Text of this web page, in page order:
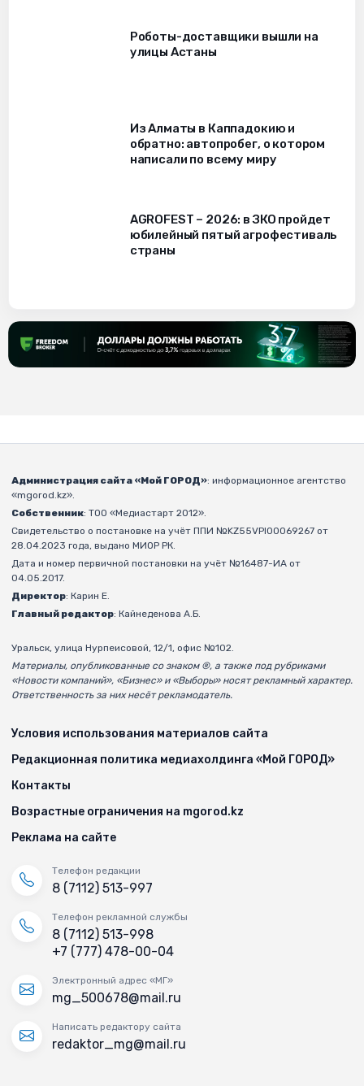
Роботы-доставщики вышли на
улицы Астаны
Из Алматы в Каппадокию и
обратно: автопробег, о котором
написали по всему миру
AGROFEST – 2026: в ЗКО пройдет
юбилейный пятый агрофестиваль
страны
Администрация сайта «Мой ГОРОД»: информационное агентство
«mgorod.kz».
Собственник: ТОО «Медиастарт 2012».
Свидетельство о постановке на учёт ППИ №KZ55VPI00069267 от
28.04.2023 года, выдано МИОР РК.
Дата и номер первичной постановки на учёт №16487-ИА от
04.05.2017.
Директор: Карин Е.
Главный редактор: Кайнеденова А.Б.
Уральск, улица Нурпеисовой, 12/1, офис №102.
Материалы, опубликованные со знаком ®, а также под рубриками
«Новости компаний», «Бизнес» и «Выборы» носят рекламный характер.
Ответственность за них несёт рекламодатель.
Условия использования материалов сайта
Редакционная политика медиахолдинга «Мой ГОРОД»
Контакты
Возрастные ограничения на mgorod.kz
Реклама на сайте
Телефон редакции
8 (7112) 513-997
Телефон рекламной службы
8 (7112) 513-998
+7 (777) 478-00-04
Электронный адрес «МГ»
mg_500678@mail.ru
Написать редактору сайта
redaktor_mg@mail.ru